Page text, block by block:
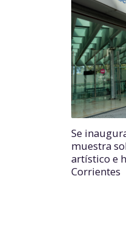
Se
muestra
artístico e
Corrientes